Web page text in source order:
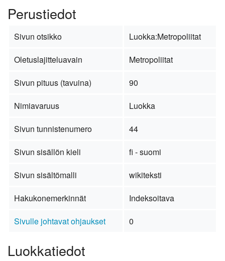
Perustiedot
Sivun otsikko
Luokka:Metropoliitat
Oletuslajitteluavain
Metropoliitat
Sivun pituus (tavuina)
90
Nimiavaruus
Luokka
Sivun tunnistenumero
44
Sivun sisällön kieli
fi - suomi
Sivun sisältömalli
wikiteksti
Hakukonemerkinnät
Indeksoitava
Sivulle johtavat ohjaukset
0
Luokkatiedot